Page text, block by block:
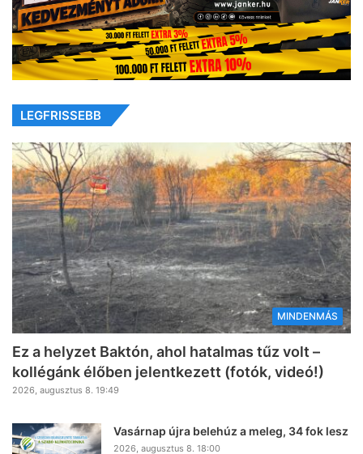
LEGFRISSEBB
MINDENMÁS
Ez a helyzet Baktón, ahol hatalmas tűz volt –
kollégánk élőben jelentkezett (fotók, videó!)
2026, augusztus 8. 19:49
Vasárnap újra belehúz a meleg, 34 fok lesz
2026, augusztus 8. 18:00